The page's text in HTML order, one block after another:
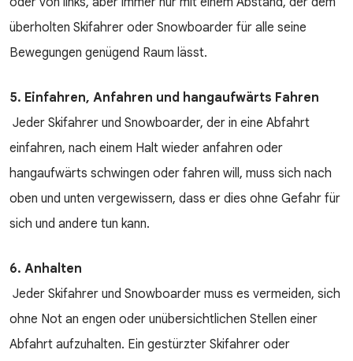
überholten Skifahrer oder Snowboarder für alle seine
Bewegungen genügend Raum lässt.
5. Einfahren, Anfahren und hangaufwärts Fahren
Jeder Skifahrer und Snowboarder, der in eine Abfahrt
einfahren, nach einem Halt wieder anfahren oder
hangaufwärts schwingen oder fahren will, muss sich nach
oben und unten vergewissern, dass er dies ohne Gefahr für
sich und andere tun kann.
6. Anhalten
Jeder Skifahrer und Snowboarder muss es vermeiden, sich
ohne Not an engen oder unübersichtlichen Stellen einer
Abfahrt aufzuhalten. Ein gestürzter Skifahrer oder